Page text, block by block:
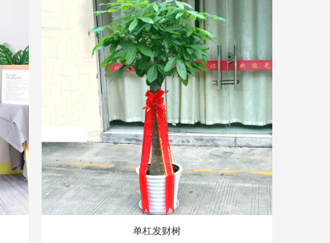
单杠发财树